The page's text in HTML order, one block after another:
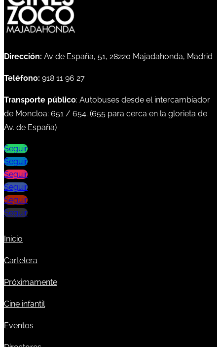
Dirección: Av de España, 51, 28220 Majadahonda, Madrid
Teléfono: 918 11 96 27
Transporte público: Autobuses desde el intercambiador
de Moncloa: 651 / 654. (655 para cerca en la glorieta de
Av. de España)
Seguir
Seguir
Seguir
Seguir
Seguir
Seguir
Inicio
Cartelera
Próximamente
Cine infantil
Eventos